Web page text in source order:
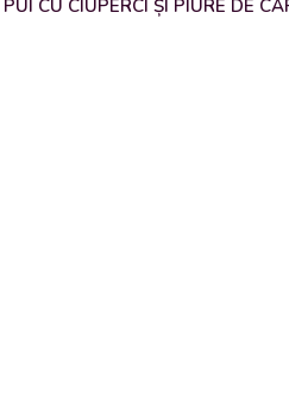
CU CIUPERCI ȘI PIURE DE